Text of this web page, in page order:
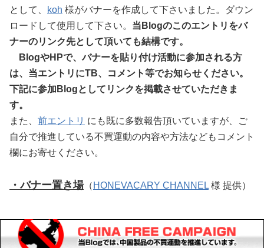
として、
koh 様がバナーを作成して下さいました。ダウン
ロードして使用して下さい。 当Blogのこのエントリをバ
ナーのリンク先として頂いても結構です。
BlogやHPで、バナーを貼り付け活動に参加される方
は、当エントリにTB、コメント等でお知らせください。
下記に参加Blogとしてリンクを掲載させていただきま
す。
また、 前エントリ にも既に多数報告頂いていますが、ご
自分で推進している不買運動の内容や方法などもコメント
欄にお寄せください。
・バナー置き場（ HONEVACARY CHANNEL 様 提供）